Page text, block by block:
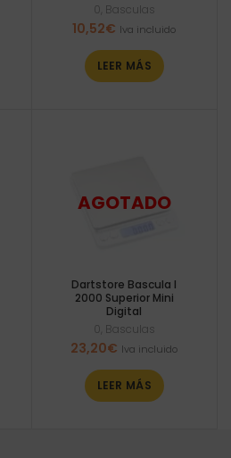
0 Basculas
10,52€ Iva incluido
LEER MÁS
Dartstore Bascula I
2000 Superior Mini
Digital
0 Basculas
23,20€ Iva incluido
LEER MÁS